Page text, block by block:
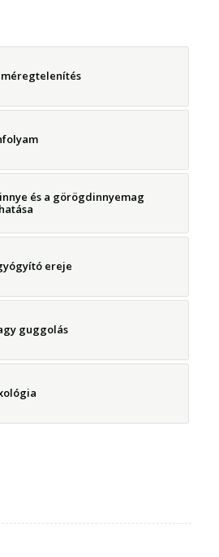
méregtelenítés
és a görögdinnyemag
ereje
guggolás